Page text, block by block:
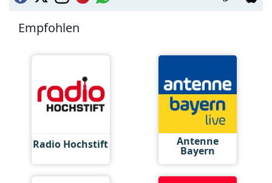
Empfohlen
Radio Hochstift Antenne
Bayern